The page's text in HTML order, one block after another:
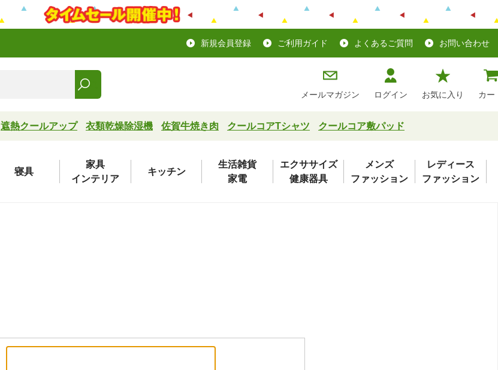
新規会員登録 ご利用ガイド よくあるご質問 お問い合わせ
メールマガジン ログイン お気に入り カー
遮熱クールアップ 衣類乾燥除湿機 佐賀牛焼き肉 クールコアTシャツ クールコア敷パッド
寝具
家具
インテリア
キッチン
生活雑貨
家電
エクササイズ
健康器具
メンズ
ファッション
レディース
ファッション